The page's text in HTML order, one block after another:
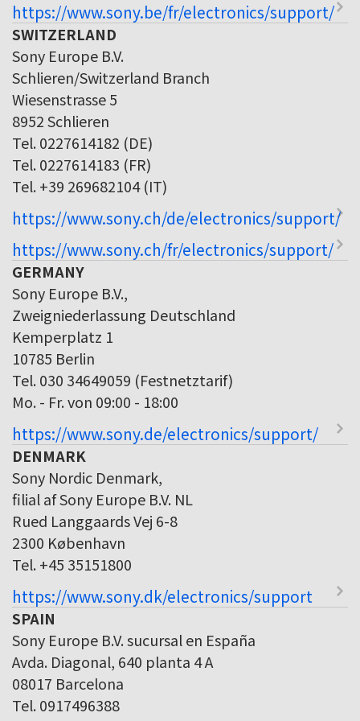
https://www.sony.be/fr/electronics/support/
SWITZERLAND
Sony Europe B.V.
Schlieren/Switzerland Branch
Wiesenstrasse 5
8952 Schlieren
Tel. 0227614182 (DE)
Tel. 0227614183 (FR)
Tel. +39 269682104 (IT)
https://www.sony.ch/de/electronics/support/
https://www.sony.ch/fr/electronics/support/
GERMANY
Sony Europe B.V.,
Zweigniederlassung Deutschland
Kemperplatz 1
10785 Berlin
Tel. 030 34649059 (Festnetztarif)
Mo. - Fr. von 09:00 - 18:00
https://www.sony.de/electronics/support/
DENMARK
Sony Nordic Denmark,
filial af Sony Europe B.V. NL
Rued Langgaards Vej 6-8
2300 København
Tel. +45 35151800
https://www.sony.dk/electronics/support
SPAIN
Sony Europe B.V. sucursal en España
Avda. Diagonal, 640 planta 4 A
08017 Barcelona
Tel. 0917496388